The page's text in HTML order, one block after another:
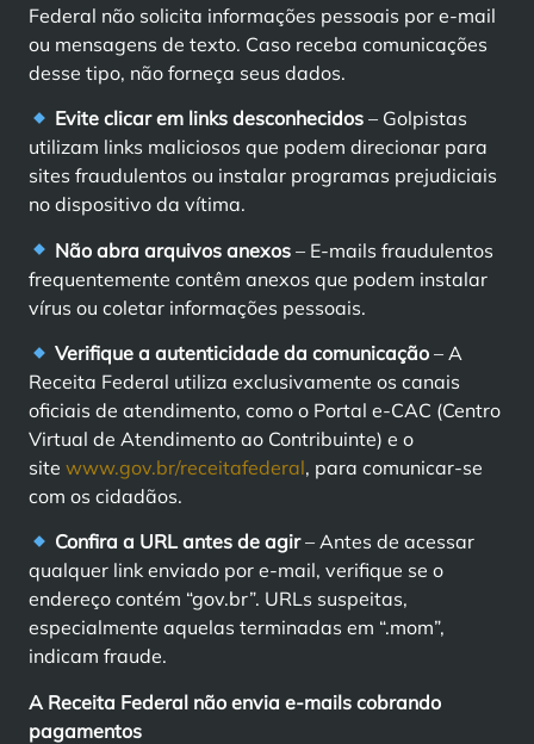
Federal não solicita informações pessoais por e-mail
ou mensagens de texto. Caso receba comunicações
desse tipo, não forneça seus dados.
Evite clicar em links desconhecidos – Golpistas
utilizam links maliciosos que podem direcionar para
sites fraudulentos ou instalar programas prejudiciais
no dispositivo da vítima.
Não abra arquivos anexos – E-mails fraudulentos
frequentemente contêm anexos que podem instalar
vírus ou coletar informações pessoais.
Verifique a autenticidade da comunicação – A
Receita Federal utiliza exclusivamente os canais
oficiais de atendimento, como o Portal e-CAC (Centro
Virtual de Atendimento ao Contribuinte) e o
site www.gov.br/receitafederal, para comunicar-se
com os cidadãos.
Confira a URL antes de agir– Antes de acessar
qualquer link enviado por e-mail, verifique se o
endereço contém “gov.br”. URLs suspeitas,
especialmente aquelas terminadas em “.mom”,
indicam fraude.
A Receita Federal não envia e-mails cobrando
pagamentos